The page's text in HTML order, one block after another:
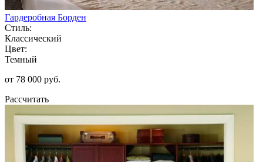
Гардеробная Борден
Стиль:
Классический
Цвет:
Темный
от 78 000 руб.
Рассчитать